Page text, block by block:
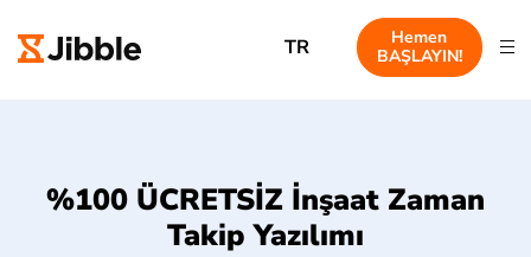
TR
Hemen
BAŞLAYIN!
%100 ÜCRETSİZ İnşaat Zaman
Takip Yazılımı